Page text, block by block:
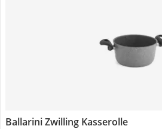
Ballarini Zwilling Kasserolle